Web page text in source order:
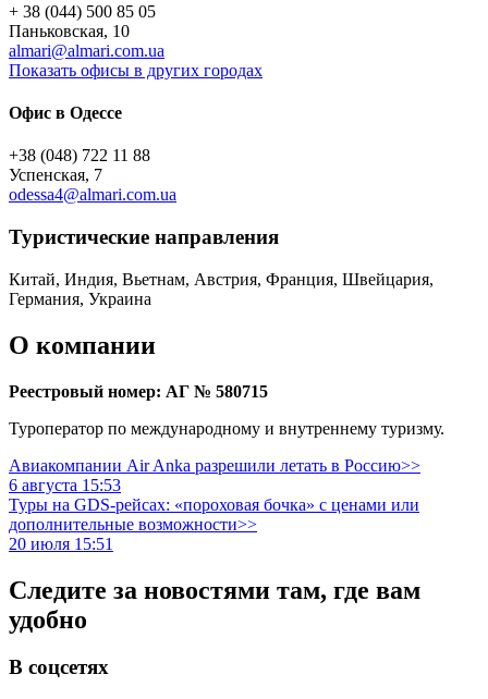
+ 38 (044) 500 85 05
Паньковская, 10
almari@almari.com.ua
Показать офисы в других городах
Офис в Одессе
+38 (048) 722 11 88
Успенская, 7
odessa4@almari.com.ua
Туристическиe направления
Китай, Индия, Вьетнам, Австрия, Франция, Швейцария,
Германия, Украина
О компании
Реестровый номер: АГ № 580715
Туроператор по международному и внутреннему туризму.
Авиакомпании Air Anka разрешили летать в Россию>>
6 августа 15:53
Туры на GDS-рейсах: «пороховая бочка» с ценами или
дополнительные возможности>>
20 июля 15:51
Следите за новостями там, где вам
удобно
В соцсетях